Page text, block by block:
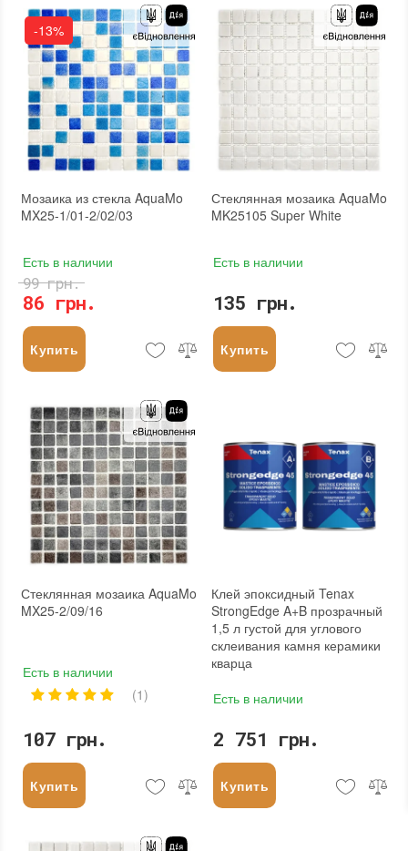
-13%
Мозаика из стекла AquaMo
MX25-1/01-2/02/03
Есть в наличии
86 грн.
99 грн.
Купить
Стеклянная мозаика AquaMo
MK25105 Super White
Есть в наличии
135 грн.
Купить
Стеклянная мозаика AquaMo
MX25-2/09/16
Есть в наличии
(1)
107 грн.
Купить
Клей эпоксидный Tenax
StrongEdge A+B прозрачный
1,5 л густой для углового
склеивания камня керамики
кварца
Есть в наличии
2 751 грн.
Купить